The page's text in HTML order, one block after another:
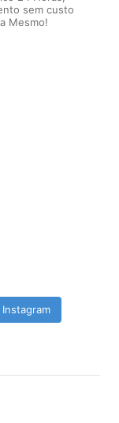
sem custo
Mesmo!